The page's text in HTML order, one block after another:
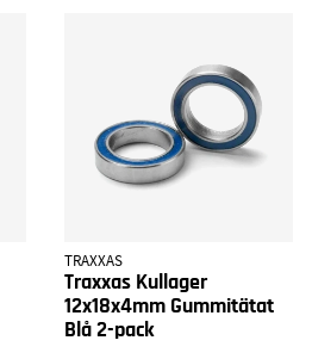
TRAXXAS
Traxxas Kullager
12x18x4mm Gummitätat
Blå 2-pack